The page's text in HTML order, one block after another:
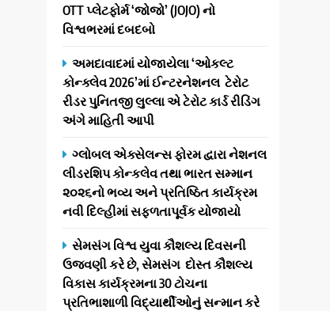
OTT પ્લેટફોર્મ ‘જોજો’ (JOJO) નો
વિશ્વભરમાં દબદબો
અમદાવાદમાં યોજાયેલા ‘ઓકલ્ટ
કોન્ક્લેવ 2026’માં ઈન્ટરનેશનલ ટેરોટ
રીડર પુનિતજી લુલ્લા એ ટેરોટ કાર્ડ રીડિંગ
અંગે માહિતી આપી
ગ્લોબલ એક્સેલન્સ ફોરમ દ્વારા નેશનલ
લીડરશિપ કોન્કલેવ તથા ભારત સમ્માન
૨૦૨૬નો ભવ્ય અને પ્રતિષ્ઠિત કાર્યક્રમ
નવી દિલ્હીમાં સફળતાપૂર્વક યોજાયો
સેમસંગ વિશ્વ યુવા કૌશલ્ય દિવસની
ઉજવણી કરે છે, સેમસંગ દોસ્ત કૌશલ્ય
વિકાસ કાર્યક્રમના 30 ટોચના
પ્રતિભાશાળી વિદ્યાર્થીઓનું સન્માન કરે